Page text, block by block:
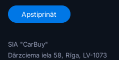
SIA "CarBuy"
Dārzciema iela 58, Rīga, LV-1073